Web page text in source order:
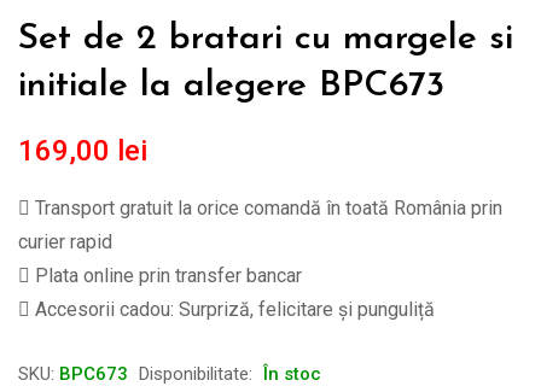
Set de 2 bratari cu margele si
initiale la alegere BPC673
169,00 lei
Transport gratuit la orice comandă în toată România prin
curier rapid
Plata online prin transfer bancar
Accesorii cadou: Surpriză, felicitare și punguliță
SKU: BPC673 Disponibilitate: În stoc